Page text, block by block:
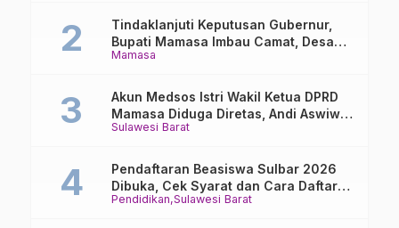
Mamasa
Tindaklanjuti Keputusan Gubernur,
Bupati Mamasa Imbau Camat, Desa
dan Lurah
Sulawesi Barat
Akun Medsos Istri Wakil Ketua DPRD
Mamasa Diduga Diretas, Andi Aswiwin
Buka Suara
Pendidikan Sulawesi Barat
Pendaftaran Beasiswa Sulbar 2026
Dibuka, Cek Syarat dan Cara Daftar
Online